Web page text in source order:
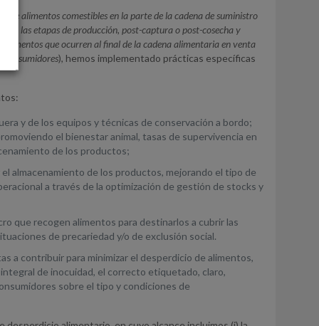
de alimentos comestibles en la parte de la cadena de suministro
en las etapas de producción, post-captura o post-cosecha y
alimentos que ocurren al final de la cadena alimentaria en venta
consumidores), hemos implementado prácticas específicas
y de los equipos y técnicas de conservación a bordo;
el bienestar animal, tasas de supervivencia en
de los productos;
almacenamiento de los productos, mejorando el tipo de
a través de la optimización de gestión de stocks y
que recogen alimentos para destinarlos a cubrir las
de precariedad y/o de exclusión social.
a contribuir para minimizar el desperdicio de alimentos,
de inocuidad, el correcto etiquetado, claro,
sobre el tipo y condiciones de